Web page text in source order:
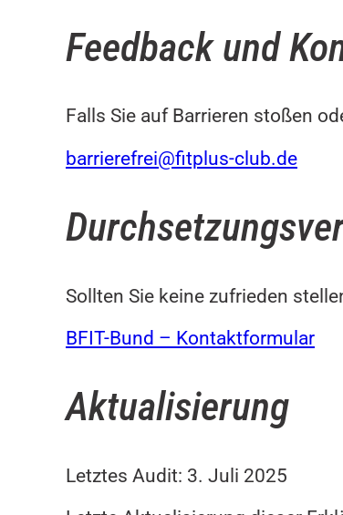
Feedback und
Falls Sie auf Barrieren stoßen
barrierefrei@fitplus-club.de
Sollten Sie keine zufrieden
BFIT-Bund – Kontaktformular
Aktualisierung
Letztes Audit: 3. Juli 2025